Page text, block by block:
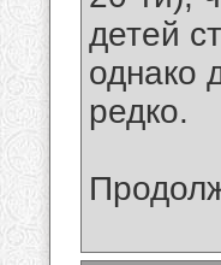
детей
однако
редко.